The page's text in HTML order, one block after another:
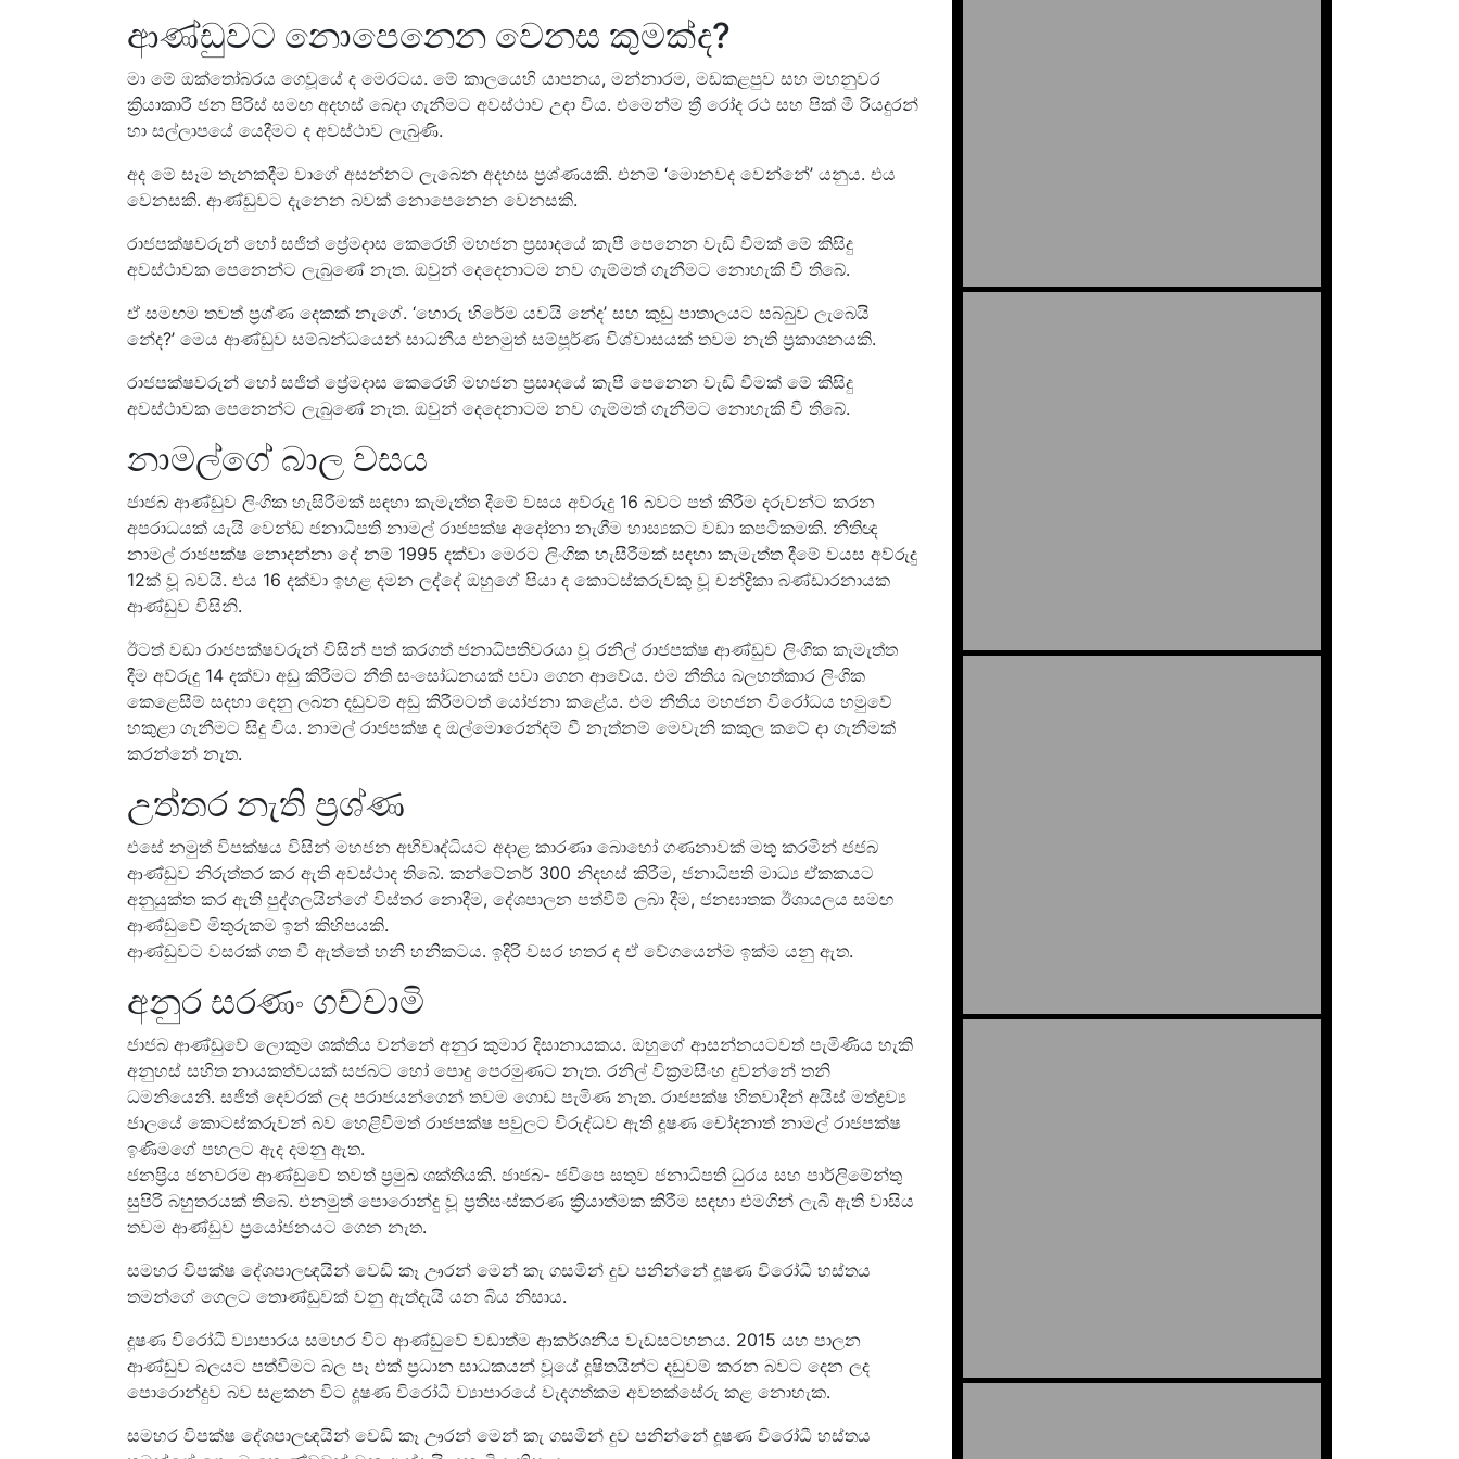
ආණ්ඩුවට නොපෙනෙන වෙනස කුමක්ද?
මා මේ ඔක්තෝබරය ගෙවූයේ ද මෙරටය. මේ කාලයෙහි යාපනය, මන්නාරම, මඩකළපුව සහ මහනුවර
ක්‍රියාකාරී ජන පිරිස් සමඟ අදහස් බෙදා ගැනීමට අවස්ථාව උදා විය. එමෙන්ම ත්‍රී රෝද රථ සහ පික් මී රියදුරන්
හා සල්ලාපයේ යෙදීමට ද අවස්ථාව ලැබුණි.
අද මේ සෑම තැනකදීම වාගේ අසන්නට ලැබෙන අදහස ප්‍රශ්ණයකි. එනම් ‘මොනවද වෙන්නේ’ යනුය. එය
වෙනසකි. ආණ්ඩුවට දැනෙන බවක් නොපෙනෙන වෙනසකි.
රාජපක්ෂවරුන් හෝ සජිත් ප්‍රේමදාස කෙරෙහි මහජන ප්‍රසාදයේ කැපී පෙනෙන වැඩි වීමක් මේ කිසිදු
අවස්ථාවක පෙනෙන්ට ලැබුණේ නැත. ඔවුන් දෙදෙනාටම නව ගැම්මත් ගැනීමට නොහැකි වී තිබේ.
ඒ සමඟම තවත් ප්‍රශ්ණ දෙකක් නැගේ. ‘හොරු හිරේම යවයි නේද’ සහ කුඩු පාතාලයට සබ්බුව ලැබෙයි
නේද?’ මෙය ආණ්ඩුව සම්බන්ධයෙන් සාධනීය එනමුත් සම්පූර්ණ විශ්වාසයක් තවම නැති ප්‍රකාශනයකි.
රාජපක්ෂවරුන් හෝ සජිත් ප්‍රේමදාස කෙරෙහි මහජන ප්‍රසාදයේ කැපී පෙනෙන වැඩි වීමක් මේ කිසිදු
අවස්ථාවක පෙනෙන්ට ලැබුණේ නැත. ඔවුන් දෙදෙනාටම නව ගැම්මත් ගැනීමට නොහැකි වී තිබේ.
නාමල්ගේ බාල වසය
ජාජබ ආණ්ඩුව ලිංගික හැසිරීමක් සඳහා කැමැත්ත දීමේ වසය අව්රුදු 16 බවට පත් කිරීම දරුවන්ට කරන
අපරාධයක් යැයි වෙන්ඩ ජනාධිපති නාමල් රාජපක්ෂ අදෝනා නැගීම හාස්‍යකට වඩා කපටිකමකි. නීතිඥ
නාමල් රාජපක්ෂ නොදන්නා දේ නම් 1995 දක්වා මෙරට ලිංගික හැසීරීමක් සඳහා කැමැත්ත දීමේ වයස අව්රුදු
12ක් වූ බවයි. එය 16 දක්වා ඉහළ දමන ලද්දේ ඔහුගේ පියා ද කොටස්කරුවකු වූ චන්ද්‍රිකා බණ්ඩාරනායක
ආණ්ඩුව විසිනි.
ඊටත් වඩා රාජපක්ෂවරුන් විසින් පත් කරගත් ජනාධිපතිවරයා වූ රනිල් රාජපක්ෂ ආණ්ඩුව ලිංගික කැමැත්ත
දීම අව්රුදු 14 දක්වා අඩු කිරීමට නීති සංසෝධනයක් පවා ගෙන ආවේය. එම නීතිය බලහත්කාර ලිංගික
කෙළෙසීම් සදහා දෙනු ලබන දඩුවම් අඩු කිරීමටත් යෝජනා කළේය. එම නීතිය මහජන විරෝධය හමුවේ
හකුළා ගැනීමට සිදු විය. නාමල් රාජපක්ෂ ද ඔල්මොරෙන්දම් වී නැත්නම් මෙවැනි කකුල කටේ දා ගැනීමක්
කරන්නේ නැත.
උත්තර නැති ප්‍රශ්ණ
එසේ නමුත් විපක්ෂය විසින් මහජන අභිවෘද්ධියට අදාළ කාරණා බොහෝ ගණනාවක් මතු කරමින් ජජබ
ආණ්ඩුව නිරුත්තර කර ඇති අවස්ථාද තිබේ. කන්ටේනර් 300 නිදහස් කිරීම, ජනාධිපති මාධ්‍ය ඒකකයට
අනුයුක්ත කර ඇති පුද්ගලයින්ගේ විස්තර නොදීම, දේශපාලන පත්වීම් ලබා දීම, ජනඝාතක ඊශායලය සමඟ
ආණ්ඩුවේ මිතුරුකම ඉන් කිහිපයකි.
ආණ්ඩුවට වසරක් ගත වී ඇත්තේ හනි හනිකටය. ඉදිරි වසර හතර ද ඒ වේගයෙන්ම ඉක්ම යනු ඇත.
අනුර සරණං ගච්චාමි
ජාජබ ආණ්ඩුවේ ලොකුම ශක්තිය වන්නේ අනුර කුමාර දිසානායකය. ඔහුගේ ආසන්නයටවත් පැමිණිය හැකි
අනුහස් සහිත නායකත්වයක් සජබට හෝ පොදු පෙරමුණට නැත. රනිල් වික්‍රමසිංහ දුවන්නේ තනි
ධමනියෙනි. සජිත් දෙවරක් ලද පරාජයන්ගෙන් තවම ගොඩ පැමිණ නැත. රාජපක්ෂ හිතවාදීන් අයිස් මත්ද්‍රව්‍ය
ජාලයේ කොටස්කරුවන් බව හෙළිවීමත් රාජපක්ෂ පවුලට විරුද්ධව ඇති දූෂණ චෝදනාත් නාමල් රාජපක්ෂ
ඉණිමගේ පහලට ඇද දමනු ඇත.
ජනප්‍රිය ජනවරම ආණ්ඩුවේ තවත් ප්‍රමුඛ ශක්තියකි. ජාජබ- ජවිපෙ සතුව ජනාධිපති ධුරය සහ පාර්ලිමේන්තු
සුපිරි බහුතරයක් තිබේ. එනමුත් පොරොන්දු වූ ප්‍රතිසංස්කරණ ක්‍රියාත්මක කිරීම සඳහා එමගින් ලැබී ඇති වාසිය
තවම ආණ්ඩුව ප්‍රයෝජනයට ගෙන නැත.
සමහර විපක්ෂ දේශපාලඥයින් වෙඩි කෑ ඌරන් මෙන් කැ ගසමින් දුව පනින්නේ දූෂණ විරෝධී හස්තය
තමන්ගේ ගෙලට තොණ්ඩුවක් වනු ඇත්දැයි යන බිය නිසාය.
දූෂණ විරෝධී ව්‍යාපාරය සමහර විට ආණ්ඩුවේ වඩාත්ම ආකර්ශනීය වැඩසටහනය. 2015 යහ පාලන
ආණ්ඩුව බලයට පත්වීමට බල පෑ එක් ප්‍රධාන සාධකයන් වූයේ දූෂිතයින්ට දඩුවම් කරන බවට දෙන ලද
පොරොන්දුව බව සළකන විට දූෂණ විරෝධී ව්‍යාපාරයේ වැදගත්කම අවතක්සේරු කළ නොහැක.
සමහර විපක්ෂ දේශපාලඥයින් වෙඩි කෑ ඌරන් මෙන් කැ ගසමින් දුව පනින්නේ දූෂණ විරෝධී හස්තය